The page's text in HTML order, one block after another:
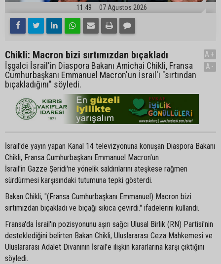
11:49 07 Ağustos 2026
Chikli: Macron bizi sırtımızdan bıçakladı
İşgalci İsrail'in Diaspora Bakanı Amichai Chikli, Fransa
Cumhurbaşkanı Emmanuel Macron'un İsrail'i "sırtından
bıçakladığını" söyledi.
A+
A-
İsrail'de yayın yapan Kanal 14 televizyonuna konuşan Diaspora Bakanı
Chikli, Fransa Cumhurbaşkanı Emmanuel Macron'un
İsrail'in Gazze Şeridi'ne yönelik saldırılarını ateşkese rağmen
sürdürmesi karşısındaki tutumuna tepki gösterdi.
Bakan Chikli, "(Fransa Cumhurbaşkanı Emmanuel) Macron bizi
sırtımızdan bıçakladı ve bıçağı sıkıca çevirdi." ifadelerini kullandı.
Fransa'da İsrail'in pozisyonunu aşırı sağcı Ulusal Birlik (RN) Partisi'nin
desteklediğini belirten Bakan Chikli, Uluslararası Ceza Mahkemesi ve
Uluslararası Adalet Divanının İsrail'e ilişkin kararlarına karşı çıktığını
söyledi.